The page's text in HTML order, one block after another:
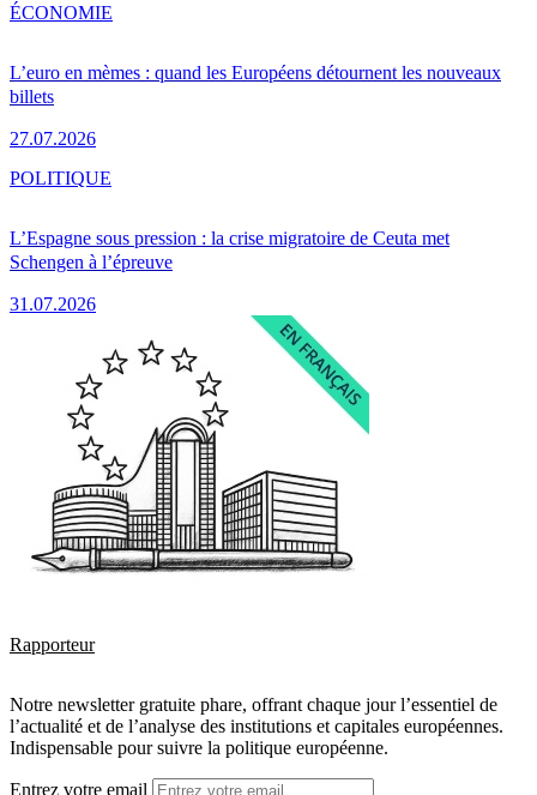
L’euro en mèmes : quand les Européens détournent les nouveaux
billets
27.07.2026
ÉCONOMIE
L’Espagne sous pression : la crise migratoire de Ceuta met
Schengen à l’épreuve
31.07.2026
POLITIQUE
Rapporteur
Notre newsletter gratuite phare, offrant chaque jour l’essentiel de
l’actualité et de l’analyse des institutions et capitales européennes.
Indispensable pour suivre la politique européenne.
Entrez votre email